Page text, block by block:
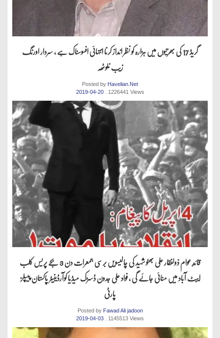
گریڈ 17 کی بھرتیوں میں ہزارہ کو نظر انداز کرنا انتہائی افسوسناک ہے ، سردار اورنگ
زیب نلوٹھہ
Posted by Havelian.Net
2019-04-20
. 1226441 Views
قائدِ عوام ذولفقار علی بھٹو شہید کی چالیسویں برسی جمعرات دن 3 بجے پریس کلب
ایبٹ آباد میں منائی جائے گی ، فواد علی جدون ڈسڑک میڈیا کوآرڈینیٹر پاکستان پیپلز
پارٹی
Posted by Fawad Ali jadoon
2019-04-03
. 1145513 Views